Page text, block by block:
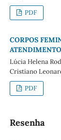
PDF
CORPOS
Lúcia Helena
Cristiano
PDF
Resenha